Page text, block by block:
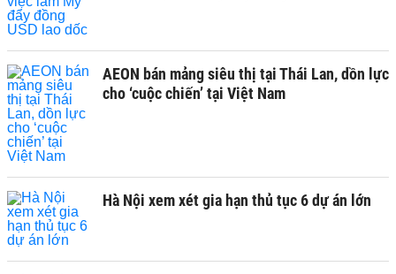
AEON bán mảng siêu thị tại Thái Lan, dồn lực
cho ‘cuộc chiến’ tại Việt Nam
Hà Nội xem xét gia hạn thủ tục 6 dự án lớn